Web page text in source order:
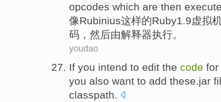
opcodes which are then
像Rubinius这样的Ruby1.9虚拟
码 ， 然后由解释器执行。
youdao
If you intend to edit the code for
you also want to add these.jar
classpath.